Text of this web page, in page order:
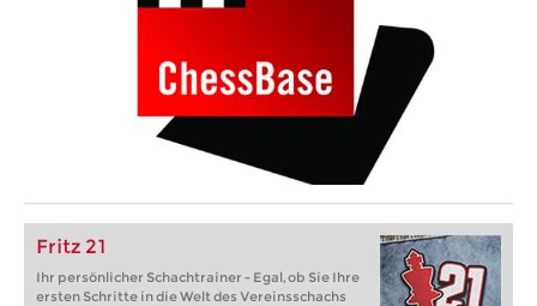
Fritz 21
Ihr persönlicher Schachtrainer - Egal, ob Sie Ihre
ersten Schritte in die Welt des Vereinsschachs